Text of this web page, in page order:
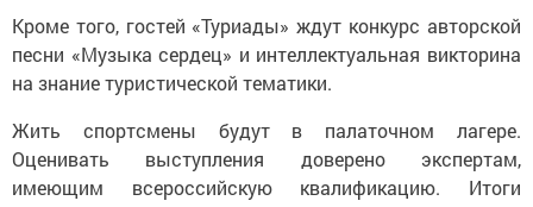
Кроме того, гостей «Туриады» ждут конкурс авторской
песни «Музыка сердец» и интеллектуальная викторина
на знание туристической тематики.
Жить спортсмены будут в палаточном лагере.
Оценивать выступления доверено экспертам,
имеющим всероссийскую квалификацию. Итоги